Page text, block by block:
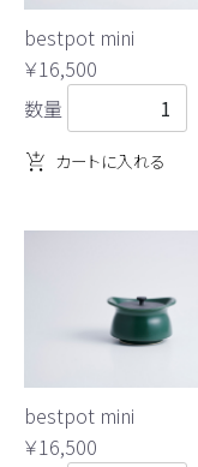
bestpot mini
￥16,500
数量
カートに入れる
bestpot mini
￥16,500